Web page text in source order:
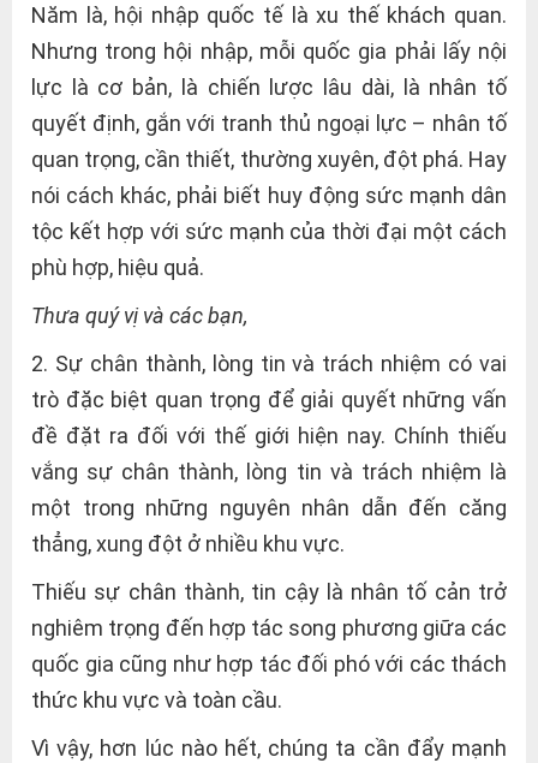
Năm là, hội nhập quốc tế là xu thế khách quan.
Nhưng trong hội nhập, mỗi quốc gia phải lấy nội
lực là cơ bản, là chiến lược lâu dài, là nhân tố
quyết định, gắn với tranh thủ ngoại lực – nhân tố
quan trọng, cần thiết, thường xuyên, đột phá. Hay
nói cách khác, phải biết huy động sức mạnh dân
tộc kết hợp với sức mạnh của thời đại một cách
phù hợp, hiệu quả.
Thưa quý vị và các bạn,
2. Sự chân thành, lòng tin và trách nhiệm có vai
trò đặc biệt quan trọng để giải quyết những vấn
đề đặt ra đối với thế giới hiện nay. Chính thiếu
vắng sự chân thành, lòng tin và trách nhiệm là
một trong những nguyên nhân dẫn đến căng
thẳng, xung đột ở nhiều khu vực.
Thiếu sự chân thành, tin cậy là nhân tố cản trở
nghiêm trọng đến hợp tác song phương giữa các
quốc gia cũng như hợp tác đối phó với các thách
thức khu vực và toàn cầu.
Vì vậy, hơn lúc nào hết, chúng ta cần đẩy mạnh